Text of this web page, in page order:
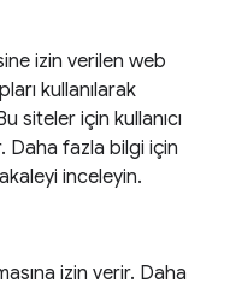
izin verilen web
kullanılarak
siteler için kullanıcı
Daha fazla bilgi için
inceleyin.
izin verir. Daha